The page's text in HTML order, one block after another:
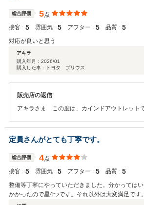
総合評価 5点
接客 : 5 雰囲気 : 5 アフター : 5 品質 : 5
対応が良いと思う
アキラ
購入年月： 2026/01
購入した車：トヨタ プリウス
販売店の返信
アキラさま この度は、カインドアウトレット
嬉しく思います。オイル交換やメンテナンスな
御座いましたらお気軽にご連絡下さい。今後と
程宜しくお願い致します。
定員さんがとても丁寧です。
総合評価 4点
接客 : 5 雰囲気 : 5 アフター : 5 品質 : 5
整備等丁寧にやっていただきました。分かっては
かかったので星4つです。それ以外は大変満足です。